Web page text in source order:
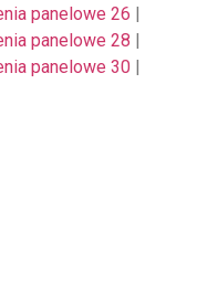
panelowe 26 |
panelowe 28 |
panelowe 30 |